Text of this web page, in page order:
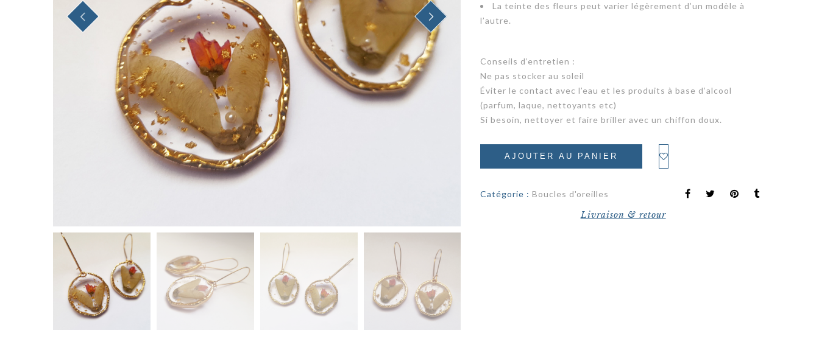
PREVIOUS NEXT
La teinte des fleurs peut varier légèrement d’un modèle à
l’autre.
Conseils d’entretien :
Ne pas stocker au soleil
Éviter le contact avec l’eau et les produits à base d’alcool
(parfum, laque, nettoyants etc)
Si besoin, nettoyer et faire briller avec un chiffon doux.
AJOUTER AU PANIER
Catégorie :Boucles d'oreilles
Livraison & retour